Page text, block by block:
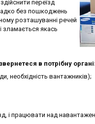
переїзд
без пошкоджень
розташуванні речей
зламається якась
в потрібну
необхідність вантажників);
і працювати над